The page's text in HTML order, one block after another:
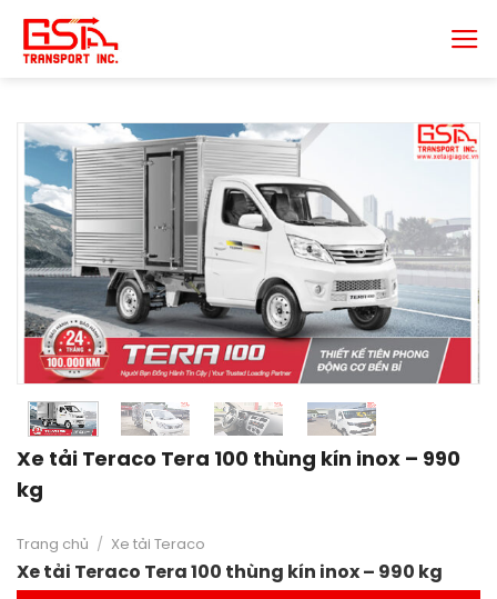
đến
nội
Xe tải Teraco Tera 100 thùng kín inox – 990
kg
Trang chủ / Xe tải Teraco
Xe tải Teraco Tera 100 thùng kín inox – 990 kg